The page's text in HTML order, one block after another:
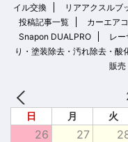
イル交換
リアアクスルブ
投稿記事一覧
カーエア
Snapon DUALPRO
レ
り・塗装除去・汚れ除去・酸
販売
日 月 火
26 27